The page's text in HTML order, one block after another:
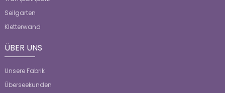
Seilgarten
Kletterwand
ÜBER UNS
Unsere Fabrik
Überseekunden